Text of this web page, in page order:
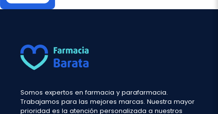
Somos expertos en farmacia y parafarmacia.
Trabajamos para las mejores marcas. Nuestra mayor
prioridad es la atención personalizada a nuestros